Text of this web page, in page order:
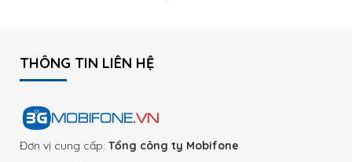
THÔNG TIN LIÊN HỆ
Đơn vị cung cấp: Tổng công ty Mobifone